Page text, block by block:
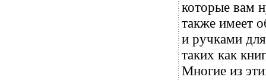
которые вам
также имеет
и ручками
таких как
Многие из